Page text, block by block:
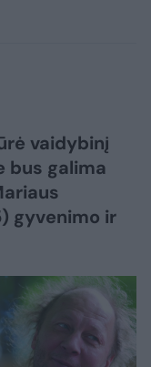
vaidybinį
bus galima
gyvenimo ir